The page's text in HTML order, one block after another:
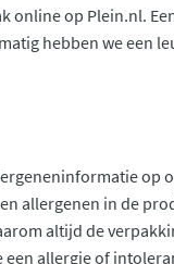
online op Plein.nl.
hebben we een
op
allergenen in de
altijd de
een allergie of